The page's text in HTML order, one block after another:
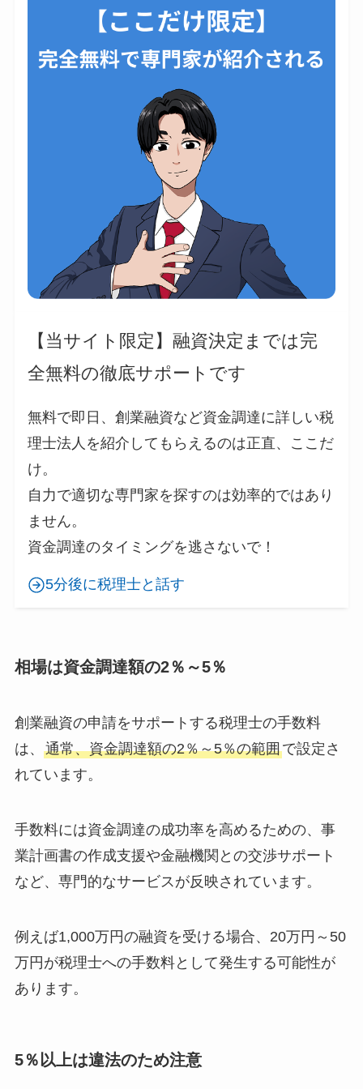
【当サイト限定】融資決定までは完
全無料の徹底サポートです
無料で即日、創業融資など資金調達に詳しい税
理士法人を紹介してもらえるのは正直、ここだ
け。
自力で適切な専門家を探すのは効率的ではあり
ません。
資金調達のタイミングを逃さないで！
5分後に税理士と話す
相場は資金調達額の2％～5％
創業融資の申請をサポートする税理士の手数料
は、 通常、資金調達額の2％～5％の範囲で設定さ
れています。
手数料には資金調達の成功率を高めるための、事
業計画書の作成支援や金融機関との交渉サポート
など、専門的なサービスが反映されています。
例えば1,000万円の融資を受ける場合、20万円～50
万円が税理士への手数料として発生する可能性が
あります。
5％以上は違法のため注意